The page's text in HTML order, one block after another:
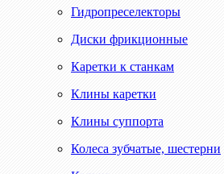
Гидропреселекторы
Диски фрикционные
Каретки к станкам
Клины каретки
Клины суппорта
Колеса зубчатые, шестерни